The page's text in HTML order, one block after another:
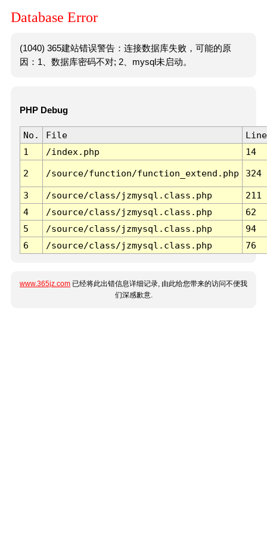
Database Error
(1040) 365建站错误警告：连接数据库失败，可能的原
因：1、数据库密码不对; 2、mysql未启动。
PHP Debug
No. File
Line
1
/index.php 14
2 /source/function/function_extend.php 324
3 /source/class/jzmysql.class.php
211
4
/source/class/jzmysql.class.php
62
5
/source/class/jzmysql.class.php
94
6
/source/class/jzmysql.class.php 76
www.365jz.com 已经将此出错信息详细记录, 由此给您带来的访问不便我
们深感歉意.